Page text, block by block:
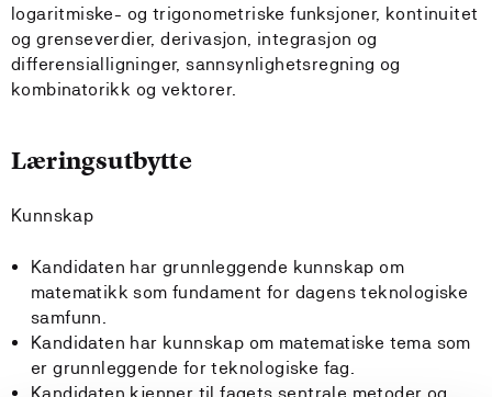
logaritmiske- og trigonometriske funksjoner, kontinuitet
og grenseverdier, derivasjon, integrasjon og
differensialligninger, sannsynlighetsregning og
kombinatorikk og vektorer.
Læringsutbytte
Kunnskap
Kandidaten har grunnleggende kunnskap om
matematikk som fundament for dagens teknologiske
samfunn.
Kandidaten har kunnskap om matematiske tema som
er grunnleggende for teknologiske fag.